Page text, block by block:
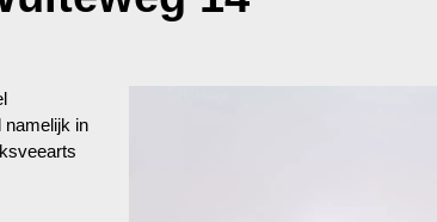
namelijk in